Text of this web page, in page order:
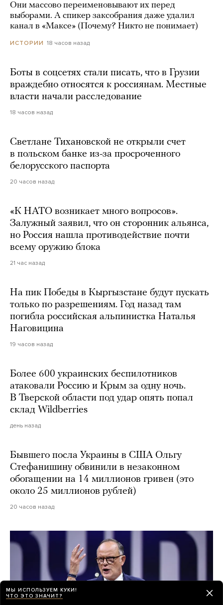
Они массово переименовывают их перед
выборами. А спикер заксобрания даже удалил
канал в «Максе» (Почему? Никто не понимает)
ИСТОРИИ 18 часов назад
Боты в соцсетях стали писать, что в Грузии
враждебно относятся к россиянам. Местные
власти начали расследование
18 часов назад
Светлане Тихановской не открыли счет
в польском банке из-за просроченного
белорусского паспорта
20 часов назад
«К НАТО возникает много вопросов».
Залужный заявил, что он сторонник альянса,
но Россия нашла противодействие почти
всему оружию блока
21 час назад
На пик Победы в Кыргызстане будут пускать
только по разрешениям. Год назад там
погибла российская альпинистка Наталья
Наговицина
19 часов назад
Более 600 украинских беспилотников
атаковали Россию и Крым за одну ночь.
В Тверской области под удар опять попал
склад Wildberries
день назад
Бывшего посла Украины в США Ольгу
Стефанишину обвинили в незаконном
обогащении на 14 миллионов гривен (это
около 25 миллионов рублей)
20 часов назад
МЫ ИСПОЛЬЗУЕМ КУКИ!
ЧТО ЭТО ЗНАЧИТ?